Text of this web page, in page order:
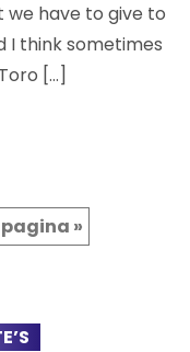
have to give to
I think sometimes
[…]
»